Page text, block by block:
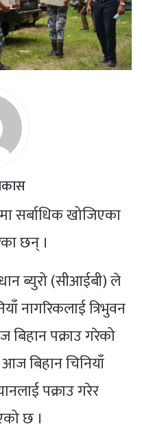
सर्बाधिक खोजिएका
छन् ।
ब्युरो (सीआईबी) ले
नागरिकलाई त्रिभुवन
बिहान पक्राउ गरेको
बिहान चिनियाँ
पक्राउ गरेर
छ ।